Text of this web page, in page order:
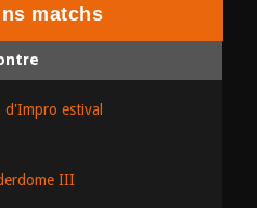
matchs
d'Impro estival
III